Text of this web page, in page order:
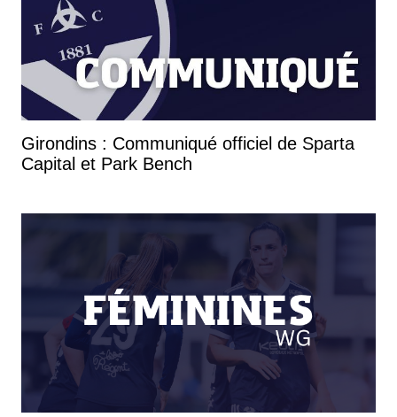
Girondins : Communiqué officiel de Sparta
Capital et Park Bench